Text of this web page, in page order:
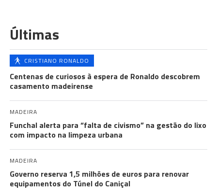
Últimas
CRISTIANO RONALDO
Centenas de curiosos à espera de Ronaldo descobrem
casamento madeirense
MADEIRA
Funchal alerta para “falta de civismo” na gestão do lixo
com impacto na limpeza urbana
MADEIRA
Governo reserva 1,5 milhões de euros para renovar
equipamentos do Túnel do Caniçal